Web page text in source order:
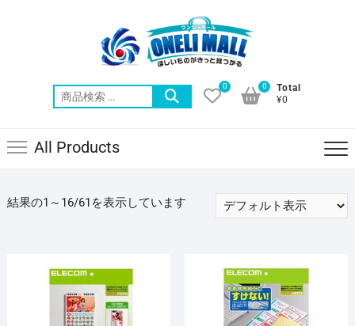
索
0
Total
¥0
0
All Products
結果の1～16/61を表示しています